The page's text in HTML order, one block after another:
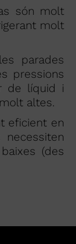
són molt
molt
parades
pressions
de líquid i
altes.
eficient en
(des